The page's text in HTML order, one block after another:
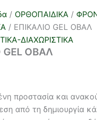
/ ΟΡΘΟΠΑΙΔΙΚΑ /
/ ΕΠΙΚΑΛΙΟ GEL ΟΒΑΛ
ΔΙΑΧΩΡΙΣΤΙΚΑ
GEL ΟΒΑΛ
προστασία και
από τη δημιουργία